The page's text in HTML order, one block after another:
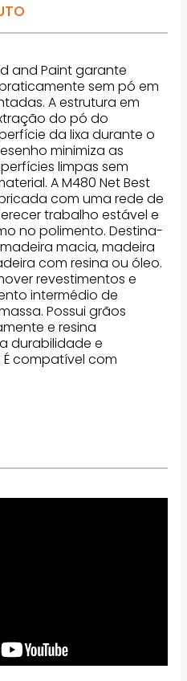
and Paint garante
sem pó em
A estrutura em
do pó do
da lixa durante o
minimiza as
limpas sem
A M480 Net Best
com uma rede de
trabalho estável e
no polimento. Destina-
macia, madeira
com resina ou óleo.
revestimentos e
intermédio de
Possui grãos
e resina
durabilidade e
compatível com